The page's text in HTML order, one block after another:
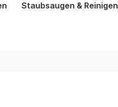
Staubsaugen & Reinigen